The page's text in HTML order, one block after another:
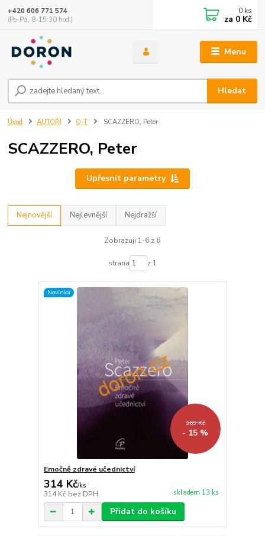
Menu
Hledat
+420 606 771 574
(Po-Pá, 8-15:30 hod.)
0 ks
za 0 Kč
Úvod AUTOŘI Q-T SCAZZERO, Peter
SCAZZERO, Peter
Upřesnit parametry
Nejnovější Nejlevnější Nejdražší
Zobrazuji 1-6 z 6
strana z 1
Novinka
369 Kč
- 15 %
Emočně zdravé učednictví
314 Kč/ks
314 Kč bez DPH skladem 13 ks
Přidat do košíku